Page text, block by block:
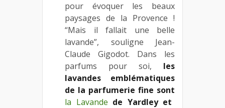
pour évoquer les beaux
paysages de la Provence !
“Mais il fallait une belle
lavande”, souligne Jean-
Claude Gigodot. Dans les
parfums pour soi, les
lavandes emblématiques
de la parfumerie fine sont
la Lavande de Yardley et